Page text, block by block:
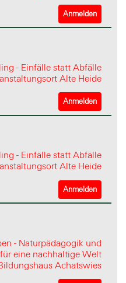
Anmelden
- Einfälle statt Abfälle
Alte Heide
Anmelden
- Einfälle statt Abfälle
Alte Heide
Anmelden
- Naturpädagogik und
eine nachhaltige Welt
Achatswies